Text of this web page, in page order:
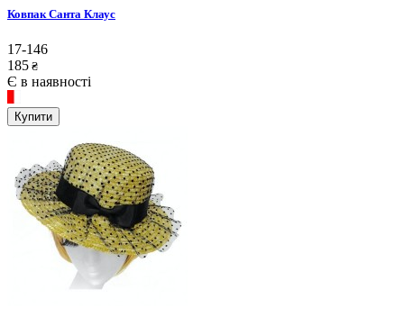
Ковпак Санта Клаус
17-146
185 ₴
Є в наявності
Купити